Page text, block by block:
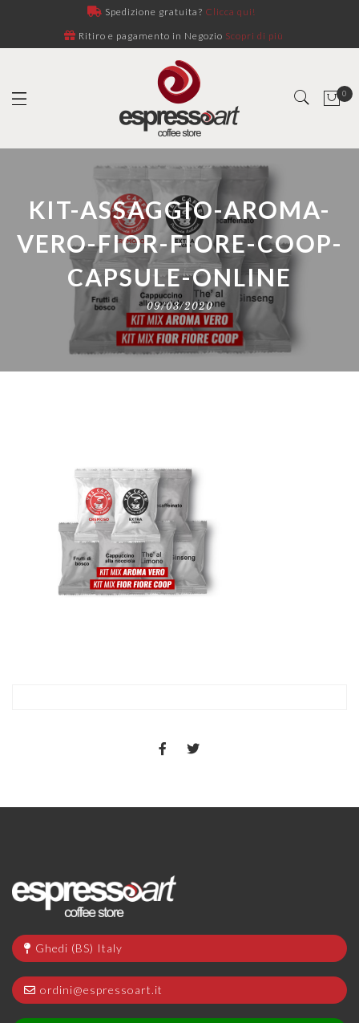
Spedizione gratuita? Clicca qui!
Ritiro e pagamento in Negozio Scopri di più
0
KIT-ASSAGGIO-AROMA-
VERO-FIOR-FIORE-COOP-
CAPSULE-ONLINE
09/03/2020
Ghedi (BS) Italy
ordini@espressoart.it